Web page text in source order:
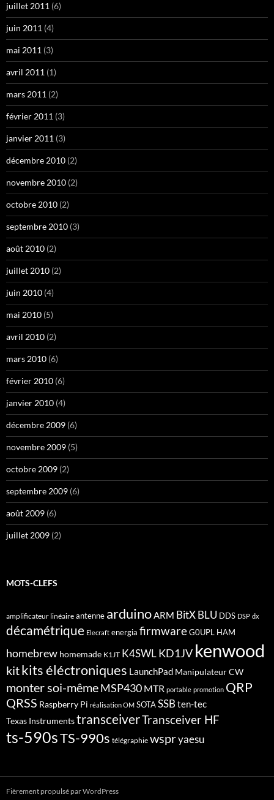
juillet 2011 (6)
juin 2011 (4)
mai 2011 (3)
avril 2011 (1)
mars 2011 (2)
février 2011 (3)
janvier 2011 (3)
décembre 2010 (2)
novembre 2010 (2)
octobre 2010 (2)
septembre 2010 (3)
août 2010 (2)
juillet 2010 (2)
juin 2010 (4)
mai 2010 (5)
avril 2010 (2)
mars 2010 (6)
février 2010 (6)
janvier 2010 (4)
décembre 2009 (6)
novembre 2009 (5)
octobre 2009 (2)
septembre 2009 (6)
août 2009 (6)
juillet 2009 (2)
MOTS-CLEFS
amplificateur linéaire antenne arduinoARM BitX BLU DDS DSP dx
décamétrique Elecraft energia firmwareG0UPL HAM
homebrew homemade K1JT K4SWL KD1JV kenwood
kitkits éléctroniques LaunchPad Manipulateur CW
monter soi-mêmeMSP430 MTR portable promotion QRP
QRSS Raspberry Pi réalisation OM SOTASSB ten-tec
Texas InstrumentstransceiverTransceiver HF
ts-590sTS-990s télégraphie wspryaesu
Fièrement propulsé par WordPress